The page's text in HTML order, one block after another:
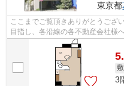
東京都
ここまでご覧頂きありがとうござ
目指し、各沿線の各不動産会社様
様へ提供しております！最新の情報
3